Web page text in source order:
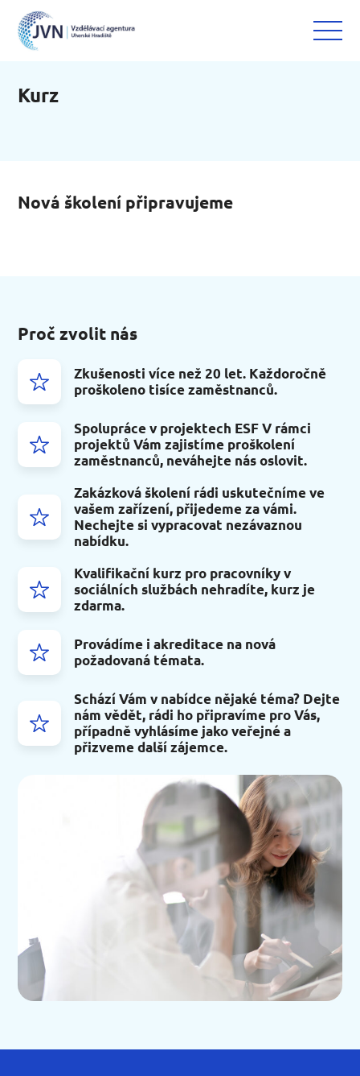
Kurz
Nová školení připravujeme
Proč zvolit nás
Zkušenosti více než 20 let. Každoročně
proškoleno tisíce zaměstnanců.
Spolupráce v projektech ESF V rámci
projektů Vám zajistíme proškolení
zaměstnanců, neváhejte nás oslovit.
Zakázková školení rádi uskutečníme ve
vašem zařízení, přijedeme za vámi.
Nechejte si vypracovat nezávaznou
nabídku.
Kvalifikační kurz pro pracovníky v
sociálních službách nehradíte, kurz je
zdarma.
Provádíme i akreditace na nová
požadovaná témata.
Schází Vám v nabídce nějaké téma? Dejte
nám vědět, rádi ho připravíme pro Vás,
případně vyhlásíme jako veřejné a
přizveme další zájemce.